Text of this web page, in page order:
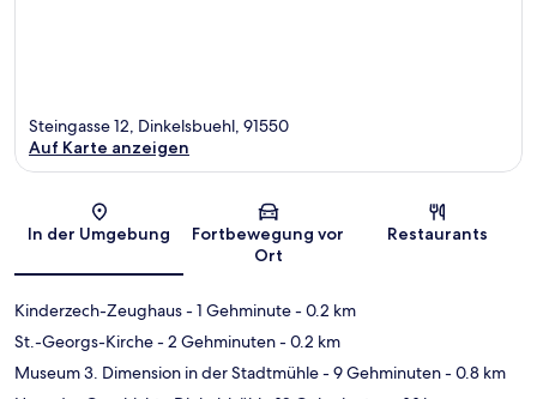
Karte
Steingasse 12, Dinkelsbuehl, 91550
Auf Karte anzeigen
In der Umgebung
Fortbewegung vor
Ort
Restaurants
Kinderzech-Zeughaus- 1 Gehminute- 0.2 km
St.-Georgs-Kirche- 2 Gehminuten- 0.2 km
Museum 3. Dimension in der Stadtmühle- 9 Gehminuten- 0.8 km